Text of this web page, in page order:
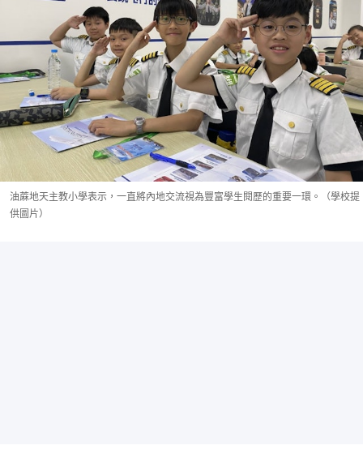
油蔴地天主教小學表示，一直將內地交流視為豐富學生閱歷的重要一環。（學校提
供圖片）